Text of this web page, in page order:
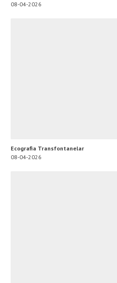
08-04-2026
Ecografia Transfontanelar
08-04-2026